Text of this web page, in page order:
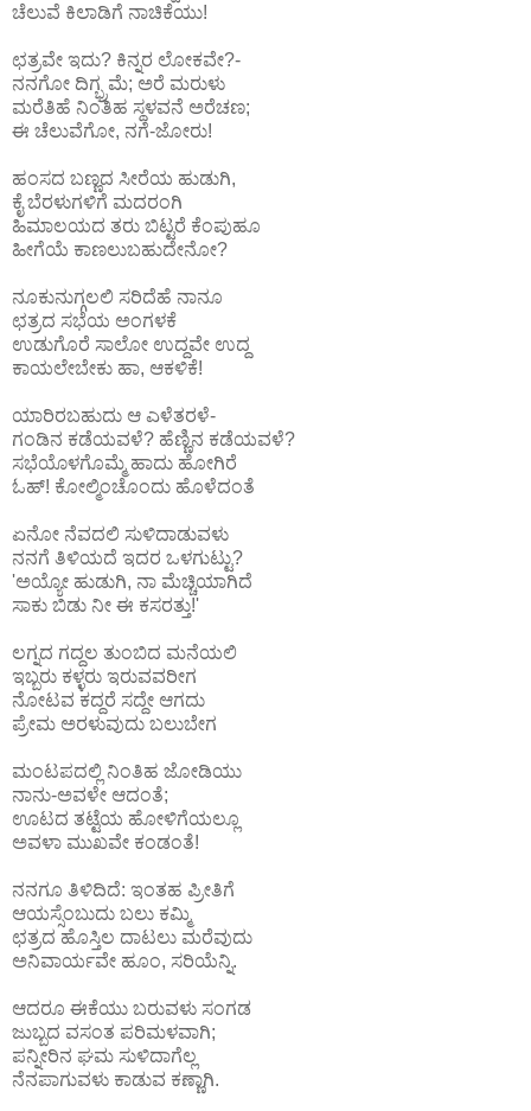
ಚೆಲುವೆ ಕಿಲಾಡಿಗೆ ನಾಚಿಕೆಯು!
ಛತ್ರವೇ ಇದು? ಕಿನ್ನರ ಲೋಕವೇ?-
ನನಗೋ ದಿಗ್ಭ್ರಮೆ; ಅರೆ ಮರುಳು
ಮರೆತಿಹೆ ನಿಂತಿಹ ಸ್ಥಳವನೆ ಅರೆಚಣ;
ಈ ಚೆಲುವೆಗೋ, ನಗೆ-ಜೋರು!
ಹಂಸದ ಬಣ್ಣದ ಸೀರೆಯ ಹುಡುಗಿ,
ಕೈ ಬೆರಳುಗಳಿಗೆ ಮದರಂಗಿ
ಹಿಮಾಲಯದ ತರು ಬಿಟ್ಟರೆ ಕೆಂಪುಹೂ
ಹೀಗೆಯೆ ಕಾಣಲುಬಹುದೇನೋ?
ನೂಕುನುಗ್ಗಲಲಿ ಸರಿದೆಹೆ ನಾನೂ
ಛತ್ರದ ಸಭೆಯ ಅಂಗಳಕೆ
ಉಡುಗೊರೆ ಸಾಲೋ ಉದ್ದವೇ ಉದ್ದ
ಕಾಯಲೇಬೇಕು ಹಾ, ಆಕಳಿಕೆ!
ಯಾರಿರಬಹುದು ಆ ಎಳೆತರಳೆ-
ಗಂಡಿನ ಕಡೆಯವಳೆ? ಹೆಣ್ಣಿನ ಕಡೆಯವಳೆ?
ಸಭೆಯೊಳಗೊಮ್ಮೆ ಹಾದು ಹೋಗಿರೆ
ಓಹ್! ಕೋಲ್ಮಿಂಚೊಂದು ಹೊಳೆದಂತೆ
ಏನೋ ನೆವದಲಿ ಸುಳಿದಾಡುವಳು
ನನಗೆ ತಿಳಿಯದೆ ಇದರ ಒಳಗುಟ್ಟು?
'ಅಯ್ಯೋ ಹುಡುಗಿ, ನಾ ಮೆಚ್ಚಿಯಾಗಿದೆ
ಸಾಕು ಬಿಡು ನೀ ಈ ಕಸರತ್ತು!'
ಲಗ್ನದ ಗದ್ದಲ ತುಂಬಿದ ಮನೆಯಲಿ
ಇಬ್ಬರು ಕಳ್ಳರು ಇರುವವರೀಗ
ನೋಟವ ಕದ್ದರೆ ಸದ್ದೇ ಆಗದು
ಪ್ರೇಮ ಅರಳುವುದು ಬಲುಬೇಗ
ಮಂಟಪದಲ್ಲಿ ನಿಂತಿಹ ಜೋಡಿಯು
ನಾನು-ಅವಳೇ ಆದಂತೆ;
ಊಟದ ತಟ್ಟೆಯ ಹೋಳಿಗೆಯಲ್ಲೂ
ಅವಳಾ ಮುಖವೇ ಕಂಡಂತೆ!
ನನಗೂ ತಿಳಿದಿದೆ: ಇಂತಹ ಪ್ರೀತಿಗೆ
ಆಯಸ್ಸೆಂಬುದು ಬಲು ಕಮ್ಮಿ
ಛತ್ರದ ಹೊಸ್ತಿಲ ದಾಟಲು ಮರೆವುದು
ಅನಿವಾರ್ಯವೇ ಹೂಂ, ಸರಿಯೆನ್ನಿ.
ಆದರೂ ಈಕೆಯು ಬರುವಳು ಸಂಗಡ
ಜುಬ್ಬದ ವಸಂತ ಪರಿಮಳವಾಗಿ;
ಪನ್ನೀರಿನ ಘಮ ಸುಳಿದಾಗೆಲ್ಲ
ನೆನಪಾಗುವಳು ಕಾಡುವ ಕಣ್ಣಾಗಿ.